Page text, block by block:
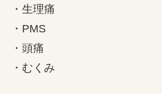
・生理痛
・PMS
・頭痛
・むくみ